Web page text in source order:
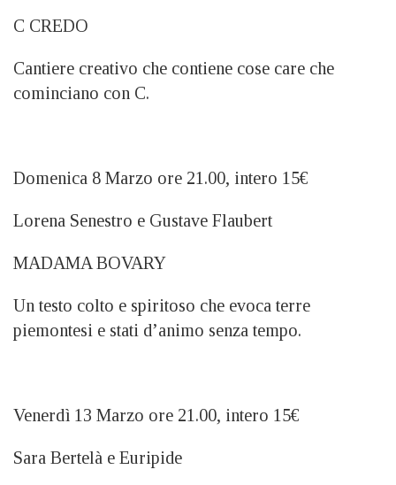
C CREDO
Cantiere creativo che contiene cose care che
cominciano con C.
Domenica 8 Marzo ore 21.00, intero 15€
Lorena Senestro e Gustave Flaubert
MADAMA BOVARY
Un testo colto e spiritoso che evoca terre
piemontesi e stati d’animo senza tempo.
Venerdì 13 Marzo ore 21.00, intero 15€
Sara Bertelà e Euripide